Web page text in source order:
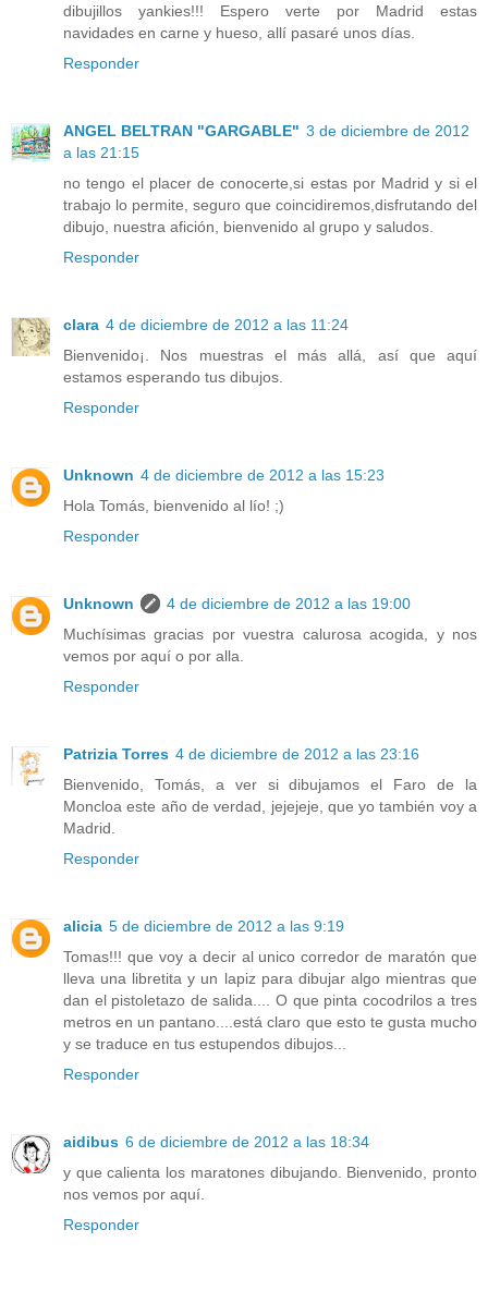
dibujillos yankies!!! Espero verte por Madrid estas
navidades en carne y hueso, allí pasaré unos días.
Responder
ANGEL BELTRAN "GARGABLE" 3 de diciembre de 2012
a las 21:15
no tengo el placer de conocerte,si estas por Madrid y si el
trabajo lo permite, seguro que coincidiremos,disfrutando del
dibujo, nuestra afición, bienvenido al grupo y saludos.
Responder
clara 4 de diciembre de 2012 a las 11:24
Bienvenido¡. Nos muestras el más allá, así que aquí
estamos esperando tus dibujos.
Responder
Unknown 4 de diciembre de 2012 a las 15:23
Hola Tomás, bienvenido al lío! ;)
Responder
Unknown
4 de diciembre de 2012 a las 19:00
Muchísimas gracias por vuestra calurosa acogida, y nos
vemos por aquí o por alla.
Responder
Patrizia Torres 4 de diciembre de 2012 a las 23:16
Bienvenido, Tomás, a ver si dibujamos el Faro de la
Moncloa este año de verdad, jejejeje, que yo también voy a
Madrid.
Responder
alicia 5 de diciembre de 2012 a las 9:19
Tomas!!! que voy a decir al unico corredor de maratón que
lleva una libretita y un lapiz para dibujar algo mientras que
dan el pistoletazo de salida.... O que pinta cocodrilos a tres
metros en un pantano....está claro que esto te gusta mucho
y se traduce en tus estupendos dibujos...
Responder
aidibus 6 de diciembre de 2012 a las 18:34
y que calienta los maratones dibujando. Bienvenido, pronto
nos vemos por aquí.
Responder